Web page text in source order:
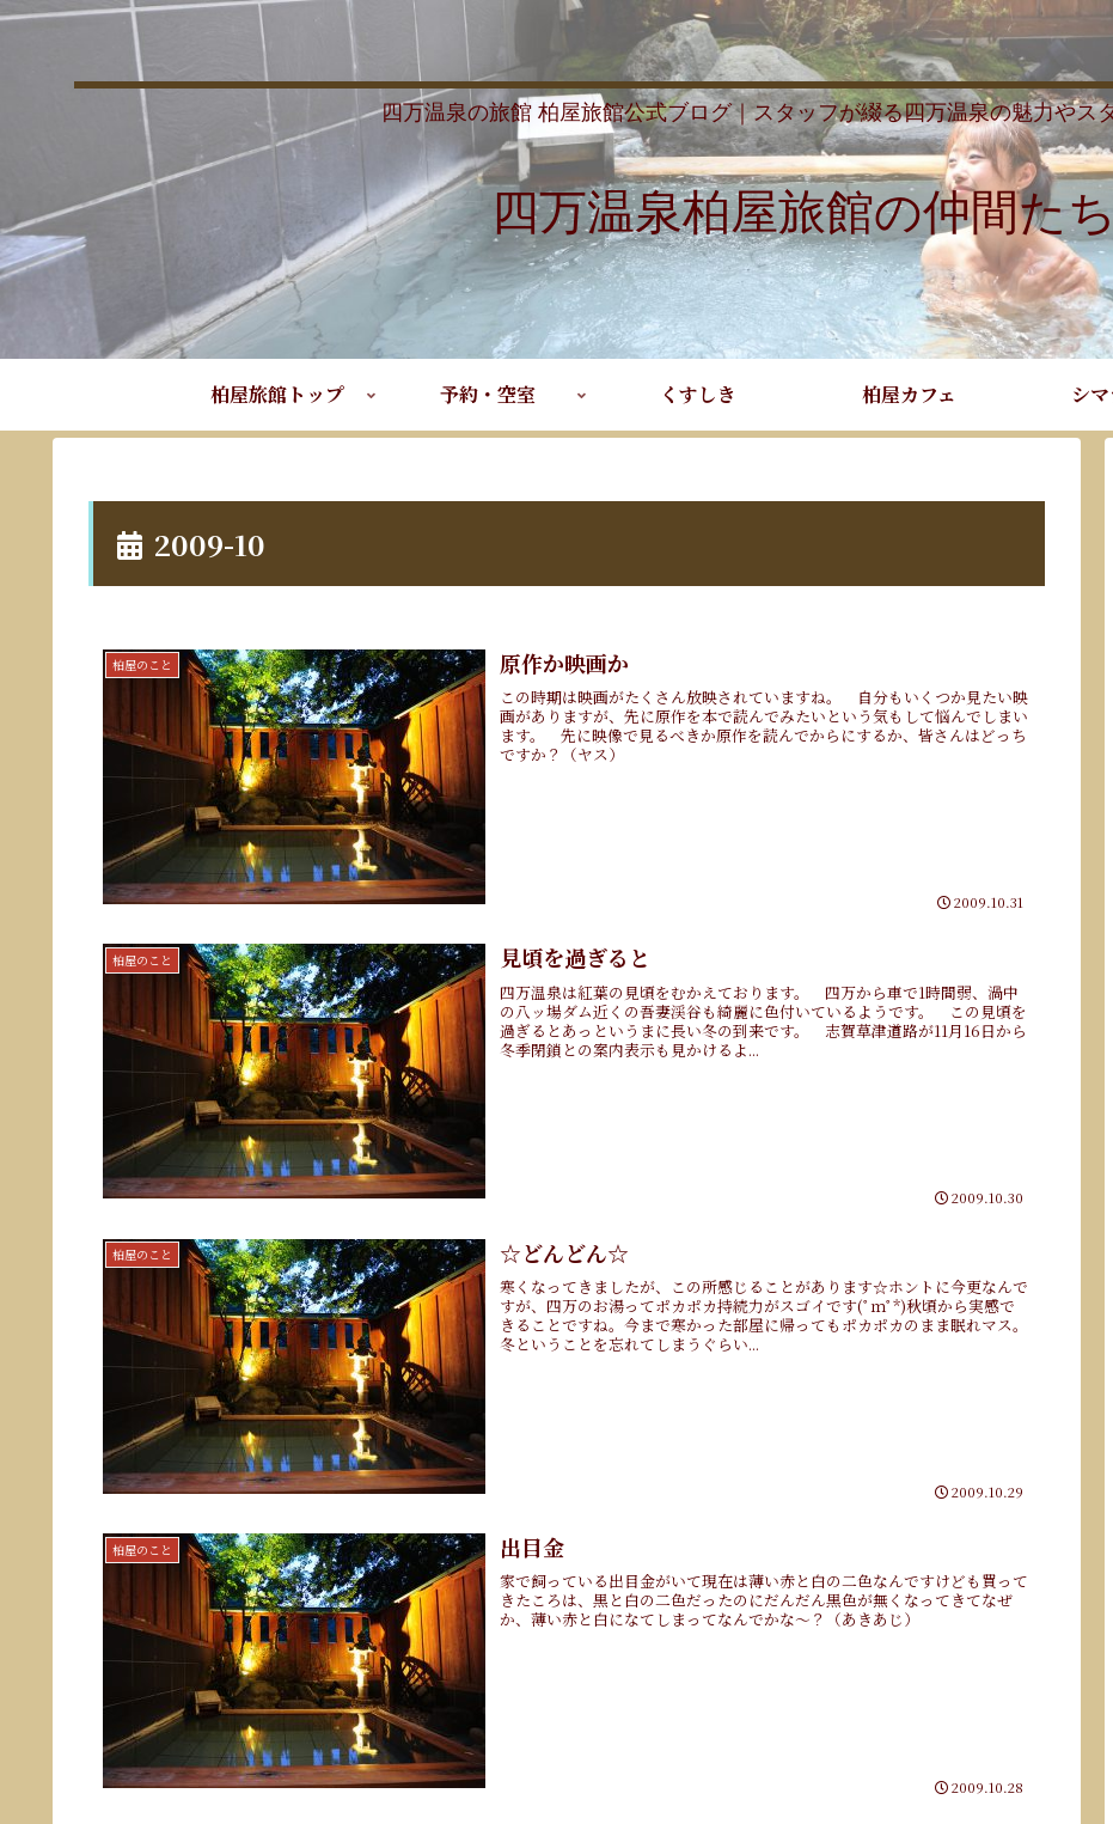
四万温泉の旅館 柏屋旅館公式ブログ｜スタッフが綴る四万温泉の魅力やス
四万温泉柏屋旅館の仲間た
柏屋旅館トップ 予約・空室 くすしき 柏屋カフェ シ
2009-10
柏屋のこと 原作か映画か
この時期は映画がたくさん放映されていますね。 自分もいくつか見たい映
画がありますが、先に原作を本で読んでみたいという気もして悩んでしまい
ます。 先に映像で見るべきか原作を読んでからにするか、皆さんはどっち
ですか？（ヤス）
2009.10.31
柏屋のこと 見頃を過ぎると
四万温泉は紅葉の見頃をむかえております。 四万から車で1時間弱、渦中
の八ッ場ダム近くの吾妻渓谷も綺麗に色付いているようです。 この見頃を
過ぎるとあっというまに長い冬の到来です。 志賀草津道路が11月16日から
冬季閉鎖との案内表示も見かけるよ...
2009.10.30
柏屋のこと ☆どんどん☆
寒くなってきましたが、この所感じることがあります☆ホントに今更なんで
すが、四万のお湯ってポカポカ持続力がスゴイです(ﾟｍﾟ*)秋頃から実感で
きることですね。今まで寒かった部屋に帰ってもポカポカのまま眠れマス。
冬ということを忘れてしまうぐらい...
2009.10.29
柏屋のこと 出目金
家で飼っている出目金がいて現在は薄い赤と白の二色なんですけども買って
きたころは、黒と白の二色だったのにだんだん黒色が無くなってきてなぜ
か、薄い赤と白になてしまってなんでかな～？（あきあじ）
2009.10.28